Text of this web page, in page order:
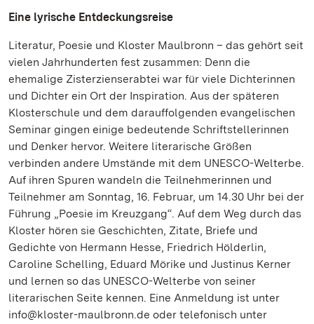
Eine lyrische Entdeckungsreise
Literatur, Poesie und Kloster Maulbronn – das gehört seit
vielen Jahrhunderten fest zusammen: Denn die
ehemalige Zisterzienserabtei war für viele Dichterinnen
und Dichter ein Ort der Inspiration. Aus der späteren
Klosterschule und dem darauffolgenden evangelischen
Seminar gingen einige bedeutende Schriftstellerinnen
und Denker hervor. Weitere literarische Größen
verbinden andere Umstände mit dem UNESCO-Welterbe.
Auf ihren Spuren wandeln die Teilnehmerinnen und
Teilnehmer am Sonntag, 16. Februar, um 14.30 Uhr bei der
Führung „Poesie im Kreuzgang“. Auf dem Weg durch das
Kloster hören sie Geschichten, Zitate, Briefe und
Gedichte von Hermann Hesse, Friedrich Hölderlin,
Caroline Schelling, Eduard Mörike und Justinus Kerner
und lernen so das UNESCO-Welterbe von seiner
literarischen Seite kennen. Eine Anmeldung ist unter
info@kloster-maulbronn.de oder telefonisch unter